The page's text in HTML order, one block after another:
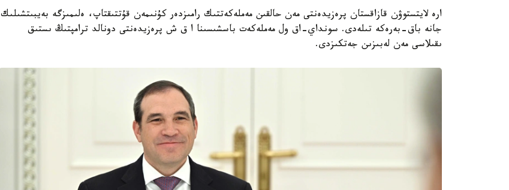
ارە لايتستوۋن قازاقستان پرەزيدەنتى مەن حالقىن مەملەكەتتىك رامىزدەر كۇنىمەن قۇتتىقتاپ، ەلىمىزگە بەيبىتشىلىك
جانە باق-بەرەكە تىلەدى. سونداي-اق ول مەملەكەت باسشىسىنا ا ق ش پرەزيدەنتى دونالد ترامپتىڭ ىستىق
ىقىلاسى مەن لەبىزىن جەتكىزدى.